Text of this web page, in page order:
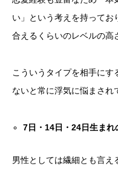
い」という考えを持ってお
合えるくらいのレベルの高
こういうタイプを相手に
ないと常に浮気に悩まされ
7日・ 14日・24日生まれ
男性としては繊細とも言え